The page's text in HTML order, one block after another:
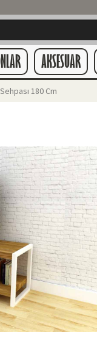
AKSESUAR
180 Cm